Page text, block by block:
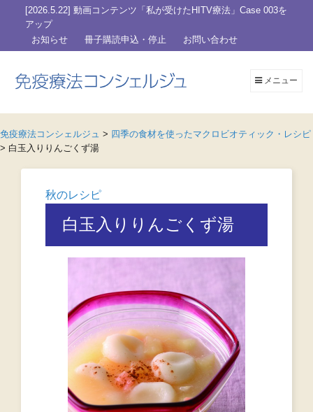
[2026.5.22] 動画コンテンツ「私が受けたHITV療法」Case 003を
アップ
お知らせ
冊子購読申込・停止 お問い合わせ
メニュー
免疫療法コンシェルジュ > 四季の食材を使ったマクロビオティック・レシピ
> 白玉入りりんごくず湯
秋のレシピ
白玉入りりんごくず湯